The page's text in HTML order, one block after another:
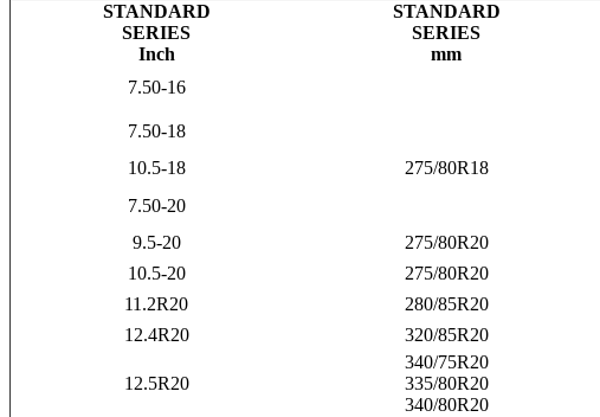
STANDARD
SERIES
Inch
STANDARD
SERIES
mm
7.50-16
7.50-18
10.5-18
275/80R18
7.50-20
9.5-20
275/80R20
10.5-20
275/80R20
11.2R20
280/85R20
12.4R20
320/85R20
12.5R20
340/75R20
335/80R20
340/80R20